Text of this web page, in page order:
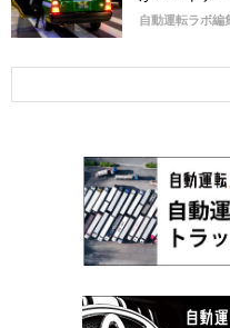
自動運転ラボ編